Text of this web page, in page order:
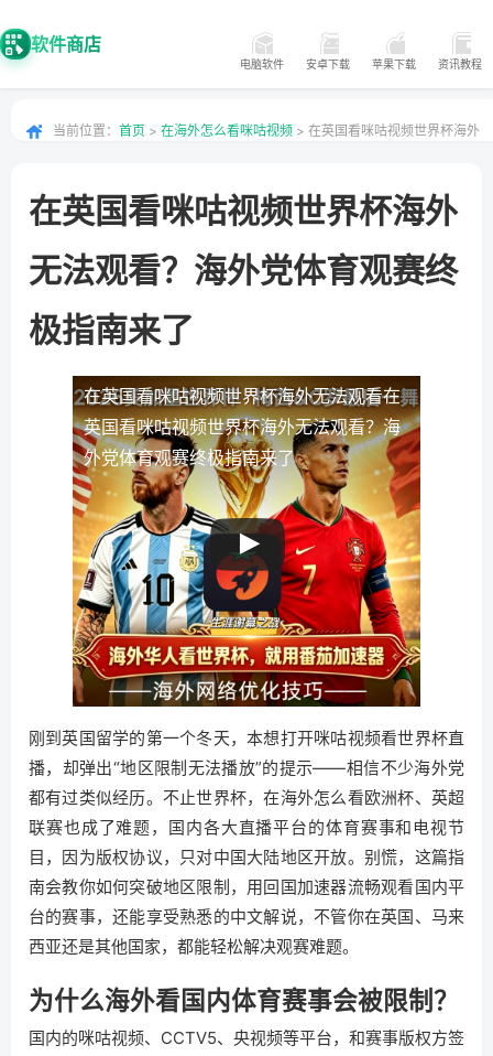
软件商店
电脑软件 安卓下载 苹果下载 资讯教程
当前位置： 首页 > 在海外怎么看咪咕视频 > 在英国看咪咕视频世界杯海外
在英国看咪咕视频世界杯海外
无法观看？海外党体育观赛终
极指南来了
在英国看咪咕视频世界杯海外无法观看在
英国看咪咕视频世界杯海外无法观看？海
外党体育观赛终极指南来了
刚到英国留学的第一个冬天，本想打开咪咕视频看世界杯直
播，却弹出“地区限制无法播放”的提示——相信不少海外党
都有过类似经历。不止世界杯，在海外怎么看欧洲杯、英超
联赛也成了难题，国内各大直播平台的体育赛事和电视节
目，因为版权协议，只对中国大陆地区开放。别慌，这篇指
南会教你如何突破地区限制，用回国加速器流畅观看国内平
台的赛事，还能享受熟悉的中文解说，不管你在英国、马来
西亚还是其他国家，都能轻松解决观赛难题。
为什么海外看国内体育赛事会被限制？
国内的咪咕视频、CCTV5、央视频等平台，和赛事版权方签